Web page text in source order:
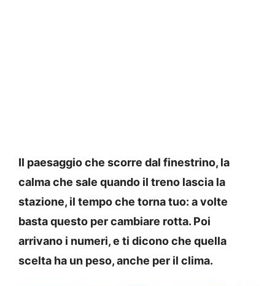
Il paesaggio che scorre dal finestrino, la
calma che sale quando il treno lascia la
stazione, il tempo che torna tuo: a volte
basta questo per cambiare rotta. Poi
arrivano i numeri, e ti dicono che quella
scelta ha un peso, anche per il clima.